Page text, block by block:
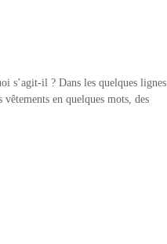
s’agit-il ? Dans les quelques lignes
en quelques mots, des